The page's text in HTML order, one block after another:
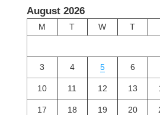
August 2026
M T W T
3 4 5 6
10 11 12 13
17 18 19 20